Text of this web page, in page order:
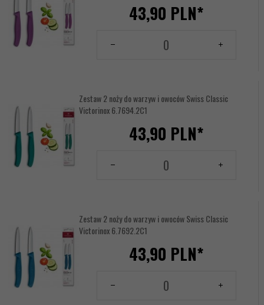
43,90 PLN*
Zestaw 2 noży do warzyw i owoców Swiss Classic
Victorinox 6.7694.2C1
43,90 PLN*
Zestaw 2 noży do warzyw i owoców Swiss Classic
Victorinox 6.7692.2C1
43,90 PLN*